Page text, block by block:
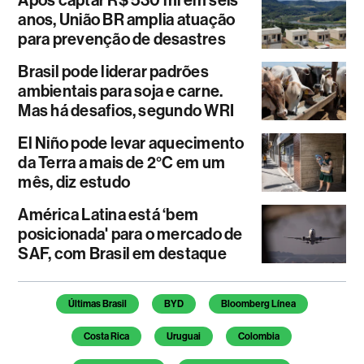
anos, União BR amplia atuação
para prevenção de desastres
Brasil pode liderar padrões
ambientais para soja e carne.
Mas há desafios, segundo WRI
El Niño pode levar aquecimento
da Terra a mais de 2°C em um
mês, diz estudo
América Latina está ‘bem
posicionada' para o mercado de
SAF, com Brasil em destaque
Temas deste artigo
Últimas Brasil BYD Bloomberg Línea
Costa Rica Uruguai Colombia